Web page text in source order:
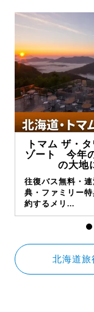
トマム ザ・
ゾート 今年
の大地
往復バス無料・
典・ファミリー
約するメリ...
北海道旅